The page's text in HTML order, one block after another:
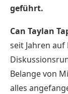
geführt.
Can Taylan
seit Jahren
Belange von
alles